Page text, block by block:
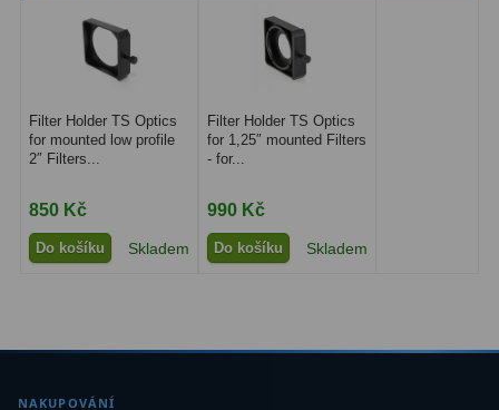
Fotografické montáže
Stativy a pilíře
Objímky10
Filter Holder TS Optics
for mounted low profile
2″ Filters...
850 Kč
Do košíku Skladem
Filter Holder TS Optics
for 1,25″ mounted Filters
- for...
990 Kč
Do košíku Skladem
NAKUPOVÁNÍ